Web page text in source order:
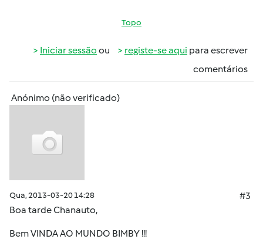
Topo
Iniciar sessão ou registe-se aqui para escrever
comentários
Anónimo (não verificado)
Qua, 2013-03-20 14:28
#3
Boa tarde Chanauto,
Bem VINDA AO MUNDO BIMBY !!!